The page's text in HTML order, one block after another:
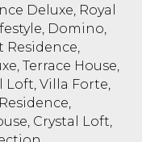
Deluxe, Royal
Domino,
Residence,
Terrace House,
Loft, Villa Forte,
Crystal Loft,